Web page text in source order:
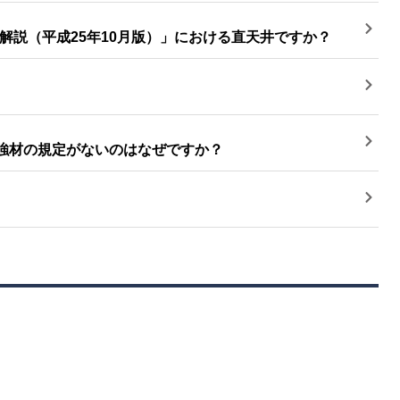
説（平成25年10月版）」における直天井ですか？
の規定がないのはなぜですか？